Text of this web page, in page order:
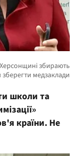
школи та
країни. Не